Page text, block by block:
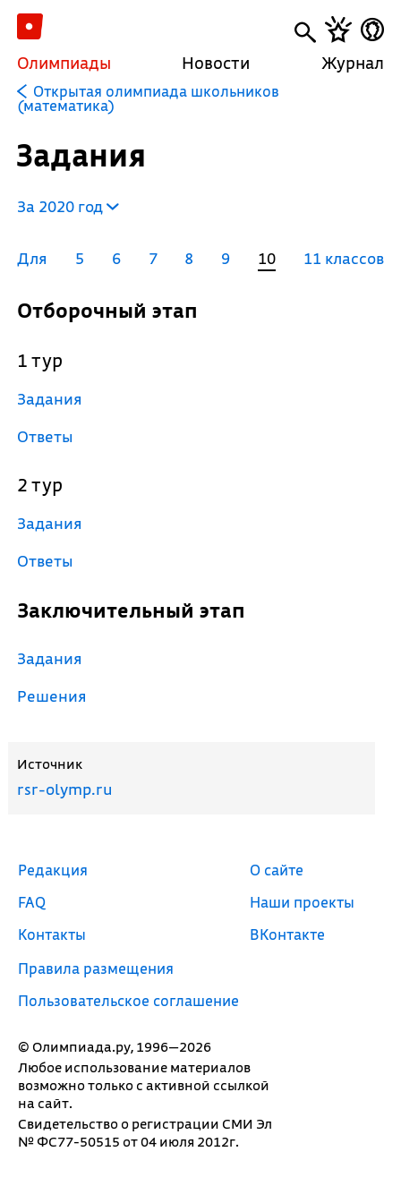
Олимпиады Новости Журнал
Открытая олимпиада школьников
(математика)
Задания
За 2020 год
Для 5 6 7 8 9 10 11 классов
Отборочный этап
1 тур
Задания
Ответы
2 тур
Задания
Ответы
Заключительный этап
Задания
Решения
Источник
rsr-olymp.ru
© Олимпиада.ру, 1996—2026
Любое использование материалов
возможно только с активной ссылкой
на сайт.
Свидетельство о регистрации СМИ Эл
№ ФС77-50515 от 04 июля 2012г.
Редакция
FAQ
Контакты
Правила размещения
Пользовательское соглашение
О сайте
Наши проекты
ВКонтакте